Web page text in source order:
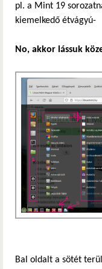
pl. a Mint 19
kiemelkedő étvágyú-
No, akkor lássuk
Bal oldalt a sötét